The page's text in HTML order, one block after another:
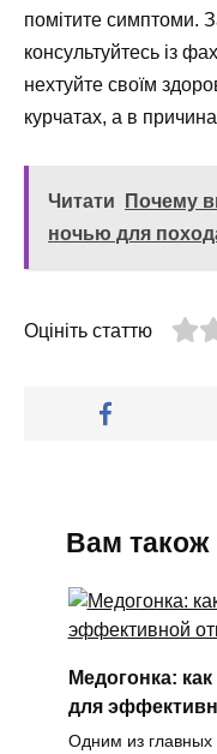
помітите симптоми.
консультуйтесь із
нехтуйте своїм
курчатах, а в
Читати
Почему
ночью для
Оцініть статтю
Вам також
Медогонка:
для
Одним из главных